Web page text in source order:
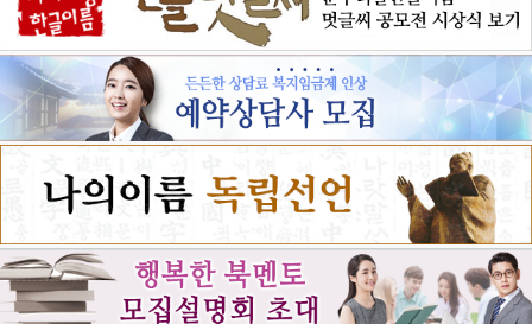
외교무대에서 경쟁해야 하는 피 마르는 직업
이기도 하다. 이 책 ≪외교관은 국가대표 멀티
플레이어≫는 지난 25년간 다양한 분야에서
활약하며 다자외교의 전문가로 활약한 김효
은 대사와 국립외교원 출신으로 한반도평화
교섭본부 북핵정책과에서 근무한 오지은 사
무관이 자신들의 경험과 깨달음을 꾸밈없이
솔직하게 담고 있다. 즉, 외교관은 구체적으로
어떤 일을 하는지, 어떤 보람이 있고, 어떤 어
려움이 따르는지, 외교관이 되려면 어떻게 공
부해야 하는지에 대해 구체적이면서 쉽게 설
명해 준다. 아울러 ‘국제공무원’이라고 일컬
어지는 국제기구 직원이 되기 위해서는 어떻